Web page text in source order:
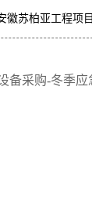
徽苏柏亚工程项
备采购-冬季应